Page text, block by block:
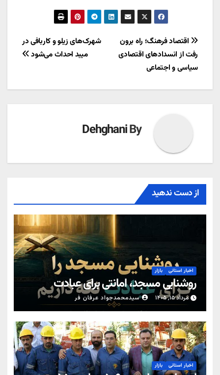
راهبری
نوشته
شهرک‌های زیلو و کاربافی در
میبد احداث می‌شود
اقتصاد فرهنگ؛ راه برون
رفت از انسدادهای اقتصادی
سیاسی و اجتماعی
By
Dehghani
از دست ندهید
اخبار استانی بازار
روشنایی مسجد، امانتی برای عبادت
مرداد ۱۵, ۱۴۰۵ سیدمحمدجواد عرفان فر
اخبار استانی بازار